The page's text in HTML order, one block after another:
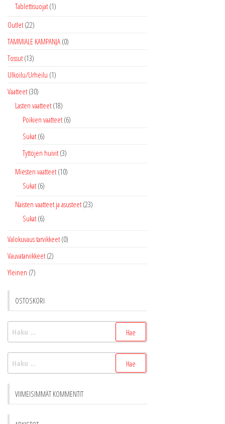
Tablettisuojat (1)
Outlet (22)
TAMMIALE KAMPANJA (0)
Tossut (13)
Ulkoilu/Urheilu (1)
Vaatteet (30)
Lasten vaatteet (18)
Poikien vaatteet (6)
Sukat (6)
Tyttöjen huivit (3)
Miesten vaatteet (10)
Sukat (6)
Naisten vaatteet ja asusteet (23)
Sukat (6)
Valokuvaus tarvikkeet (0)
Vauvatarvikkeet (2)
Yleinen (7)
OSTOSKORI
VIIMEISIMMÄT KOMMENTIT